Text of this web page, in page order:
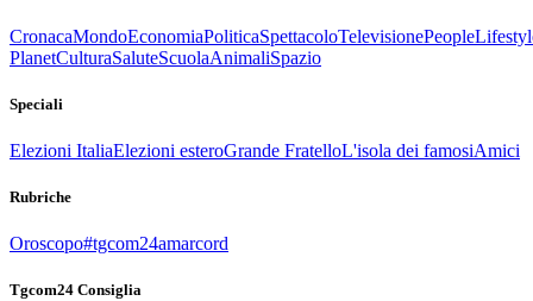
CronacaMondoEconomiaPoliticaSpettacoloTelevisionePeople
PlanetCulturaSaluteScuolaAnimaliSpazio
Speciali
Elezioni ItaliaElezioni esteroGrande FratelloL'isola dei famosiAmici
Rubriche
Oroscopo#tgcom24amarcord
Tgcom24 Consiglia